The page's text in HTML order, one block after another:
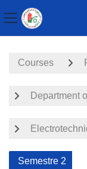
Side panel
Courses
Department
Semestre 2